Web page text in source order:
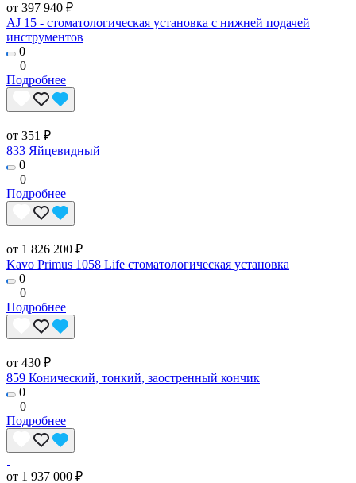
от 397 940 ₽
AJ 15 - стоматологическая установка с нижней подачей
инструментов
0
0
Подробнее
от 351 ₽
833 Яйцевидный
0
0
Подробнее
от 1 826 200 ₽
Kavo Primus 1058 Life стоматологическая установка
0
0
Подробнее
от 430 ₽
859 Конический, тонкий, заостренный кончик
0
0
Подробнее
от 1 937 000 ₽